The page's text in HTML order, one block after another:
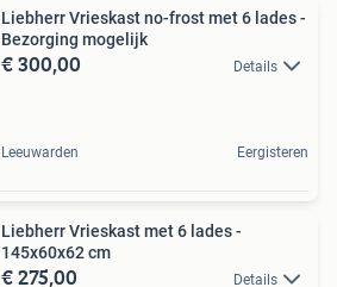
Liebherr Vrieskast no-frost met 6 lades -
Bezorging mogelijk
€ 300,00 Details
Leeuwarden Eergisteren
Liebherr Vrieskast met 6 lades -
145x60x62 cm
€ 275,00 Details